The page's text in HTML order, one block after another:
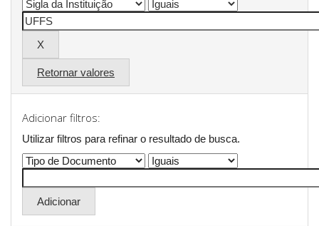
Retornar valores
Adicionar filtros:
Utilizar filtros para refinar o resultado de busca.